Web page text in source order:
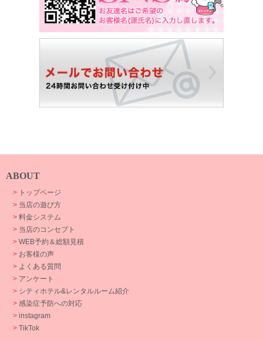
ABOUT
> トップページ
> 当店の遊び方
> 料金システム
> 当店のコンセプト
> WEB予約＆総額見積
> お客様の声
> よくある質問
> アンケート
> シティホテル&レンタルルーム紹介
> 感染症予防への対応
> instagram
> TikTok